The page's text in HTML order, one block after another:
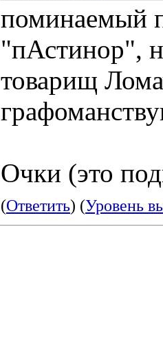
поминаемый
"пАстинор",
товарищ
Очки (это
(Ответить) (Уровень